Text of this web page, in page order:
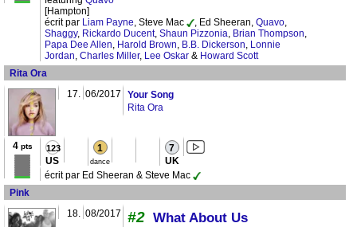
[Hampton]
écrit par Liam Payne, Steve Mac , Ed Sheeran, Quavo,
Shaggy, Rickardo Ducent, Shaun Pizzonia, Brian Thompson,
Papa Dee Allen, Harold Brown, B.B. Dickerson, Lonnie
Jordan, Charles Miller, Lee Oskar & Howard Scott
Rita Ora
17. 06/2017
Your Song
Rita Ora
4pts
123
US
1
dance
7
UK
écrit par Ed Sheeran & Steve Mac
Pink
18. 08/2017 #2 What About Us